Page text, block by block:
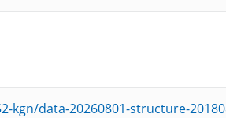
data-20260801-structure-